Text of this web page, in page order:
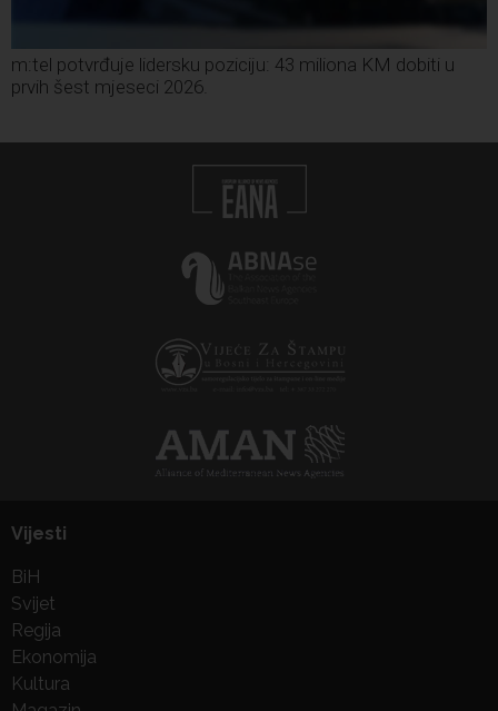
m:tel potvrđuje lidersku poziciju: 43 miliona KM dobiti u
prvih šest mjeseci 2026.
Vijesti
BiH
Svijet
Regija
Ekonomija
Kultura